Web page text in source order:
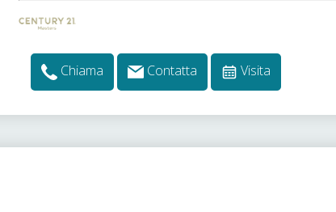
Chiama Contatta Visita